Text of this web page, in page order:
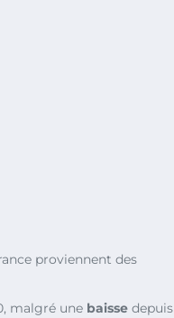
proviennent des
malgré une baisse depuis